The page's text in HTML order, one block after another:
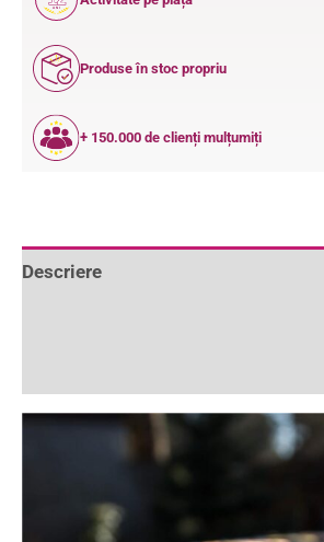
ANI
Produse în stoc propriu
+ 150.000 de clienți mulțumiți
Descriere